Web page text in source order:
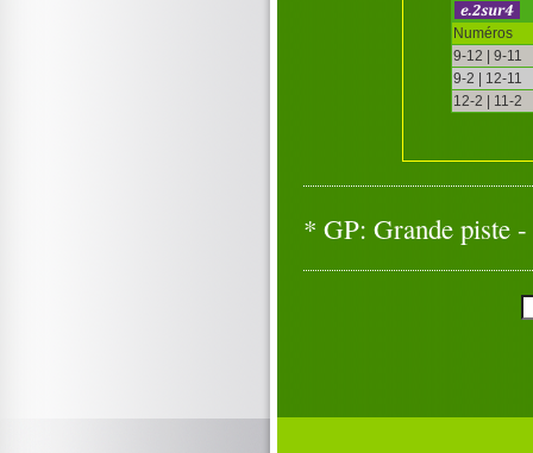
Numéros
9-12 | 9-11
9-2 | 12-11
12-2 | 11-2
* GP: Grande piste